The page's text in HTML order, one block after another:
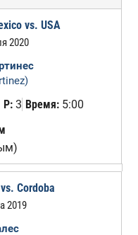
vs. USA
2020
Р:3 Время:5:00
Cordoba
2019